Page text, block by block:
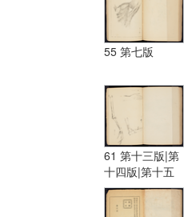
55 第七版
61 第十三版|第
十四版|第十五
版